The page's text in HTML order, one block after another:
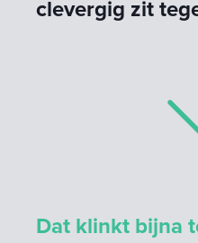
clevergig zit
Dat klinkt bijna